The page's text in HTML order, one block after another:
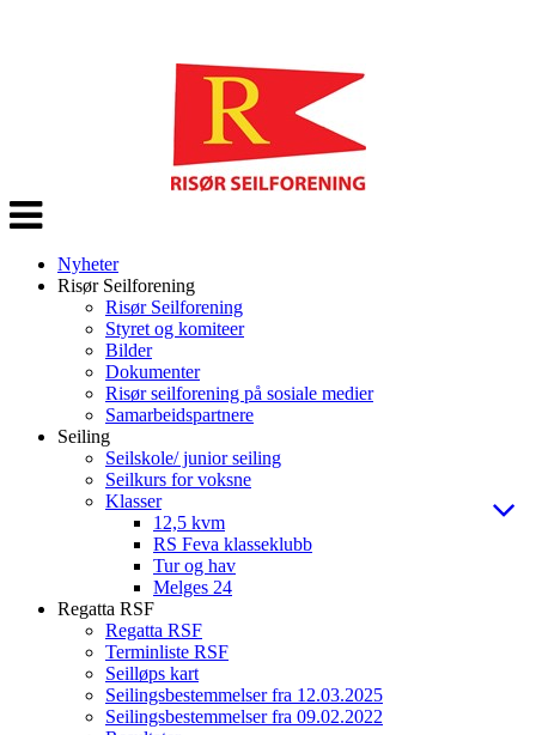
Veksle
navigasjon
Nyheter
Risør Seilforening
Risør Seilforening
Styret og komiteer
Bilder
Dokumenter
Risør seilforening på sosiale medier
Samarbeidspartnere
Seiling
Seilskole/ junior seiling
Seilkurs for voksne
Klasser
12,5 kvm
RS Feva klasseklubb
Tur og hav
Melges 24
Regatta RSF
Regatta RSF
Terminliste RSF
Seilløps kart
Seilingsbestemmelser fra 12.03.2025
Seilingsbestemmelser fra 09.02.2022